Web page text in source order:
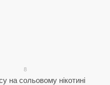
8
на сольовому нікотині